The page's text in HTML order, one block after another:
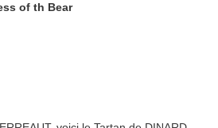
of th Bear